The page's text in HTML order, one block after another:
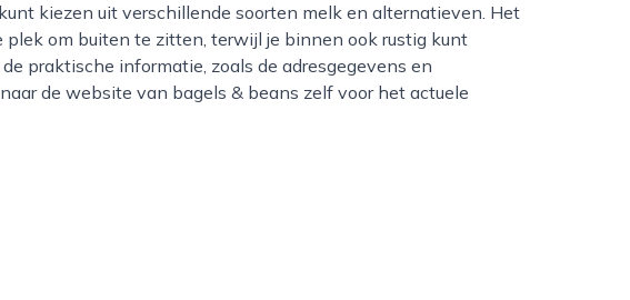
kiezen uit verschillende soorten melk en alternatieven. Het
om buiten te zitten, terwijl je binnen ook rustig kunt
praktische informatie, zoals de adresgegevens en
de website van bagels & beans zelf voor het actuele